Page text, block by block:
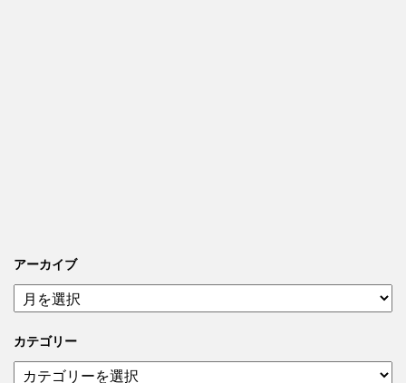
アーカイブ
ア
ー
イ
カテゴリー